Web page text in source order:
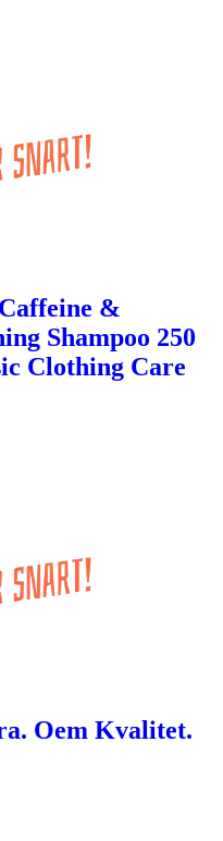
&
Shampoo 250
Clothing Care
Oem Kvalitet.